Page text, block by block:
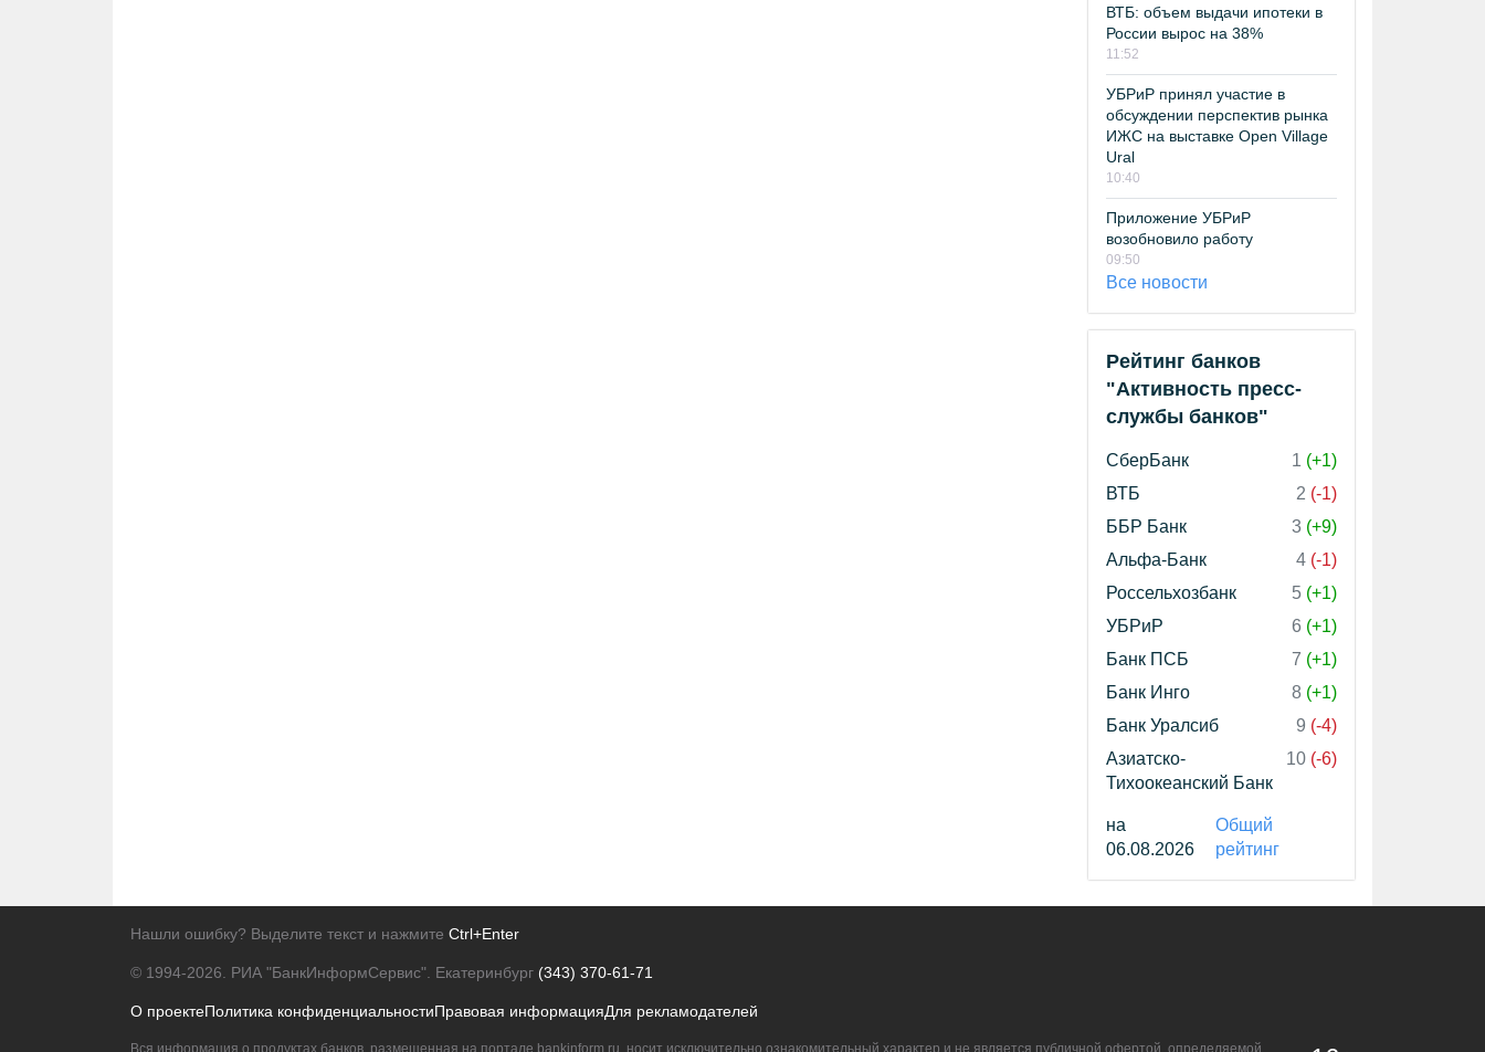
ВТБ: объем выдачи ипотеки в
России вырос на 38%
11:52
УБРиР принял участие в
обсуждении перспектив рынка
ИЖС на выставке Open Village
Ural
10:40
Приложение УБРиР
возобновило работу
09:50
Все новости
Рейтинг банков
"Активность пресс-
службы банков"
СберБанк 1 (+1)
ВТБ
2 (-1)
ББР Банк
3 (+9)
Альфа-Банк
4 (-1)
Россельхозбанк
5 (+1)
УБРиР
6 (+1)
Банк ПСБ
7 (+1)
Банк Инго
8 (+1)
Банк Уралсиб
9 (-4)
Азиатско-
Тихоокеанский Банк
10 (-6)
на
06.08.2026
Общий
рейтинг
Нашли ошибку? Выделите текст и нажмите Ctrl+Enter
© 1994-2026. РИА "БанкИнформСервис". Екатеринбург (343) 370-61-71
О проектеПолитика конфиденциальностиПравовая информацияДля рекламодателей
Вся информация о продуктах банков, размещенная на портале bankinform.ru, носит исключительно ознакомительный характер и не является публичной офертой, определяемой